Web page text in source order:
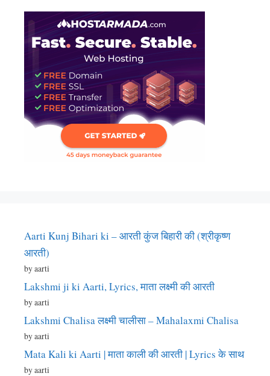
Aarti Kunj Bihari ki – आरती कुंज बिहारी की (श्रीकृष्ण
आरती)
by aarti
Lakshmi ji ki Aarti, Lyrics, माता लक्ष्मी की आरती
by aarti
Lakshmi Chalisa लक्ष्मी चालीसा – Mahalaxmi Chalisa
by aarti
Mata Kali ki Aarti | माता काली की आरती | Lyrics के साथ
by aarti